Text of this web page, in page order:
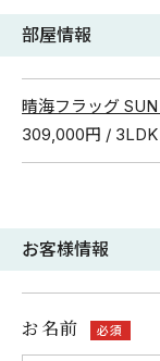
部屋情報
晴海フラッグ
309,000円 / 3LDK
お客様情報
お名前 必須